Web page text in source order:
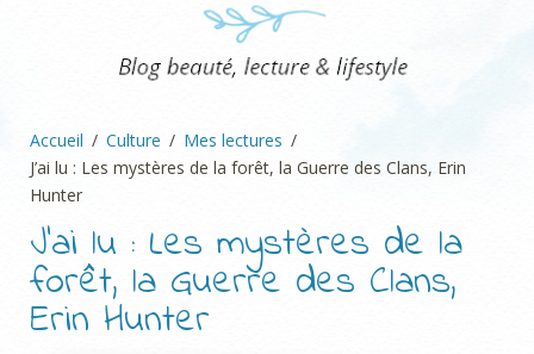
Accueil Culture
Mes lectures
J’ai lu : Les mystères de la forêt, la Guerre des Clans, Erin
Hunter
J’ai lu : Les mystères de la
forêt, la Guerre des Clans,
Erin Hunter